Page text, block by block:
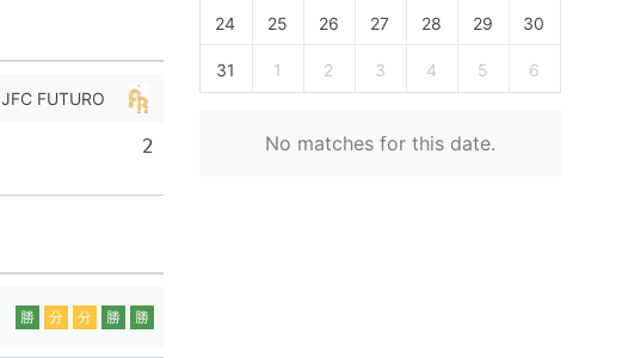
JFC FUTURO
2
勝 分 分 勝 勝
24 25 26 27 28 29 30
31 1 2 3 4 5 6
No matches for this date.